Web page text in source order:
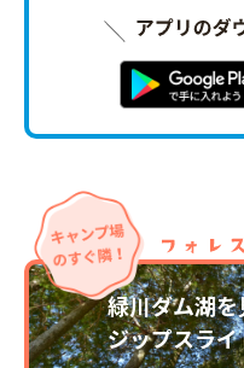
緑川ダム湖
ジップスラ